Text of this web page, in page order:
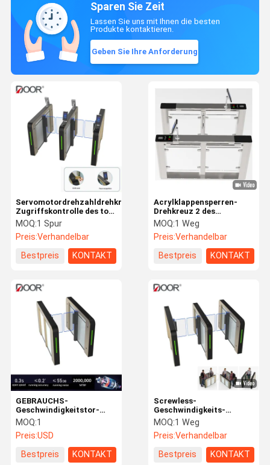
Sparen Sie Zeit
Lassen Sie uns mit Ihnen die besten
Produkte kontaktieren.
Geben Sie Ihre Anforderung
Acrylklappensperren-
Drehkreuz 2 des
schwingens 0.2s Weisen
bidirektional
MOQ:1 Weg
Preis:Verhandelbar
Bestpreis
KONTAKT
Servomotordrehzahldrehkreuz-
Zugriffskontrolle des tor-
0.3s für Bürogebäude
MOQ:1 Spur
Preis:Verhandelbar
Bestpreis
KONTAKT
Screwless-
Geschwindigkeits-
Drehkreuz-Tor-
MOQ:1 Weg
Preis:Verhandelbar
Bestpreis
KONTAKT
GEBRAUCHS-
Geschwindigkeitstor-
Schwingendrehkreuz der
einfachen Installation
Innenmit Servomotor
MOQ:1
Preis:USD
Bestpreis
KONTAKT